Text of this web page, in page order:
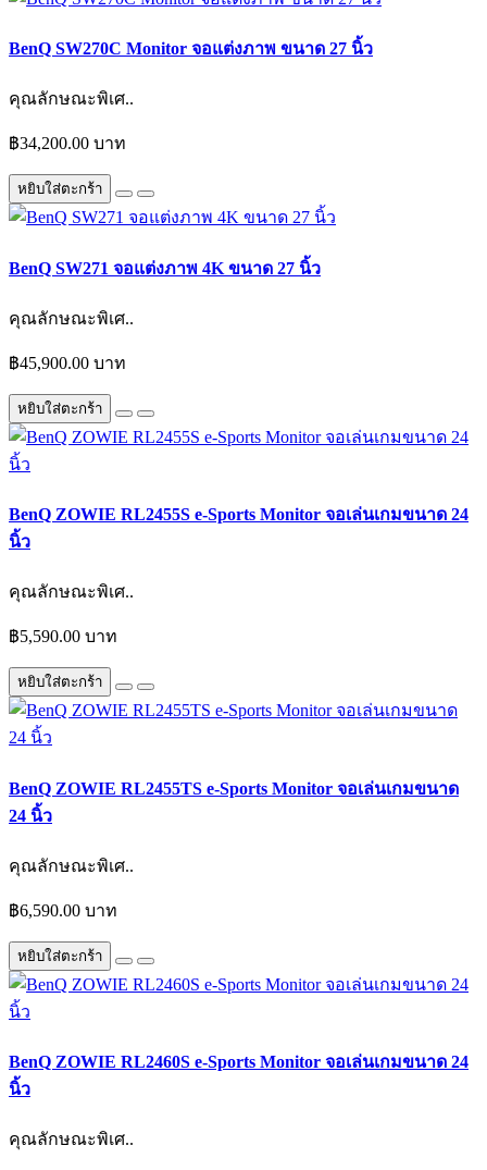
BenQ SW270C Monitor จอแต่งภาพ ขนาด 27 นิ้ว
คุณลักษณะพิเศ..
฿34,200.00 บาท
หยิบใส่ตะกร้า
BenQ SW271 จอแต่งภาพ 4K ขนาด 27 นิ้ว
คุณลักษณะพิเศ..
฿45,900.00 บาท
หยิบใส่ตะกร้า
BenQ ZOWIE RL2455S e-Sports Monitor จอเล่นเกมขนาด 24
นิ้ว
คุณลักษณะพิเศ..
฿5,590.00 บาท
หยิบใส่ตะกร้า
BenQ ZOWIE RL2455TS e-Sports Monitor จอเล่นเกมขนาด
24 นิ้ว
คุณลักษณะพิเศ..
฿6,590.00 บาท
หยิบใส่ตะกร้า
BenQ ZOWIE RL2460S e-Sports Monitor จอเล่นเกมขนาด 24
นิ้ว
คุณลักษณะพิเศ..